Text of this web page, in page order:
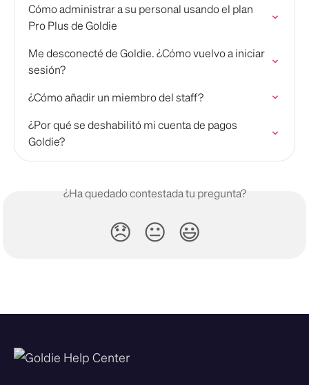
Cómo administrar a su personal usando el plan
Pro Plus de Goldie
Me desconecté de Goldie. ¿Cómo vuelvo a iniciar
sesión?
¿Cómo añadir un miembro del staff?
¿Por qué se deshabilitó mi cuenta de pagos
Goldie?
¿Ha quedado contestada tu pregunta?
😞 😐 😃